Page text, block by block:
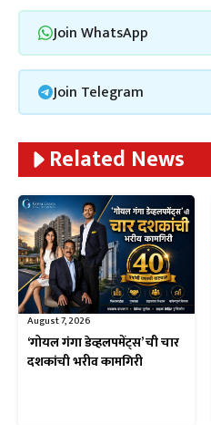
Join WhatsApp
Join Telegram
Related News
August 7, 2026
‘गोयल गंगा डेव्हलपमेंट्स’ ची चार
दशकांची भरीव कामगिरी